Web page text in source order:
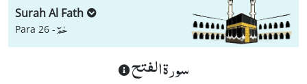
Surah Al Fath
Para 26 -حٰمٓ
سورة الفتح